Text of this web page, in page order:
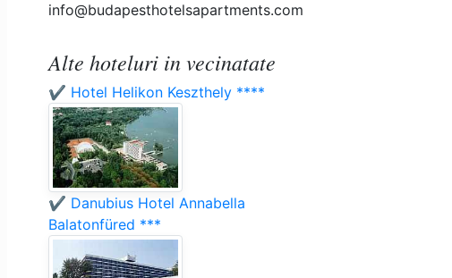
info@budapesthotelsapartments.com
Alte hoteluri in vecinatate
✔️ Hotel Helikon Keszthely ****
✔️ Danubius Hotel Annabella
Balatonfüred ***